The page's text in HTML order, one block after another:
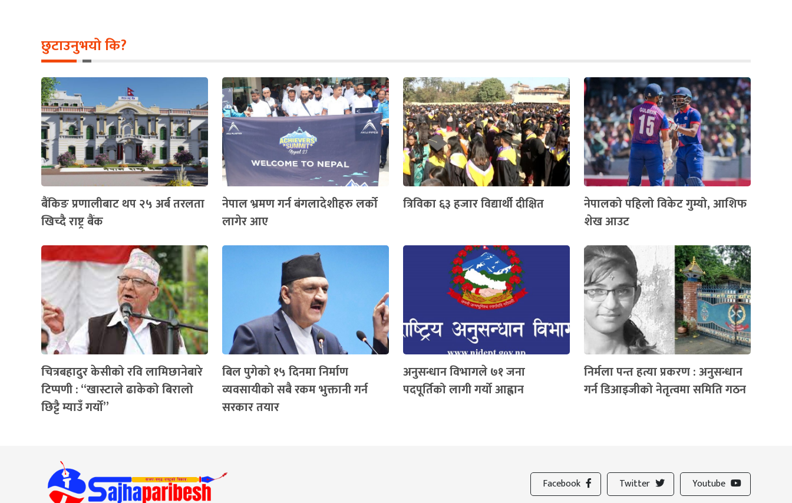
छुटाउनुभयो कि?
बैंकिङ प्रणालीबाट थप २५ अर्ब तरलता
खिच्दै राष्ट्र बैंक
नेपाल भ्रमण गर्न बंगलादेशीहरु लर्को
लागेर आए
त्रिविका ६३ हजार विद्यार्थी दीक्षित
नेपालको पहिलो विकेट गुम्यो, आशिफ
शेख आउट
चित्रबहादुर केसीको रवि लामिछानेबारे
टिप्पणी : “खास्टाले ढाकेको बिरालो
छिट्टै म्याउँ गर्यो”
बिल पुगेको १५ दिनमा निर्माण
व्यवसायीको सबै रकम भुक्तानी गर्न
सरकार तयार
अनुसन्धान विभागले ७१ जना
पदपूर्तिको लागी गर्यो आह्वान
निर्मला पन्त हत्या प्रकरण : अनुसन्धान
गर्न डिआइजीको नेतृत्वमा समिति गठन
Facebook Twitter Youtube